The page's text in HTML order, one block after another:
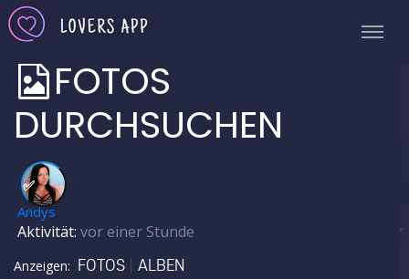
FOTOS
DURCHSUCHEN
✅
Andys
Aktivität: vor einer Stunde
Anzeigen: FOTOS ALBEN